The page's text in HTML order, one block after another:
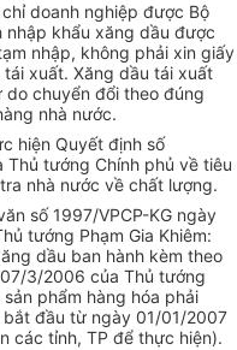
doanh nghiệp được Bộ
khẩu xăng dầu được
nhập, không phải xin giấy
xuất. Xăng dầu tái xuất
chuyển đổi theo đúng
nhà nước.
hiện Quyết định số
tướng Chính phủ về tiêu
nhà nước về chất lượng.
số 1997/VPCP-KG ngày
tướng Phạm Gia Khiêm:
dầu ban hành kèm theo
3/2006 của Thủ tướng
phẩm hàng hóa phải
đầu từ ngày 01/01/2007
các tỉnh, TP để thực hiện).